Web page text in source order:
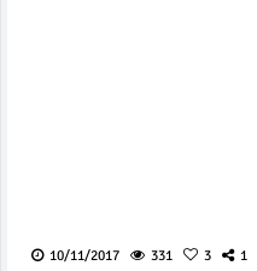
10/11/2017 331 3 1